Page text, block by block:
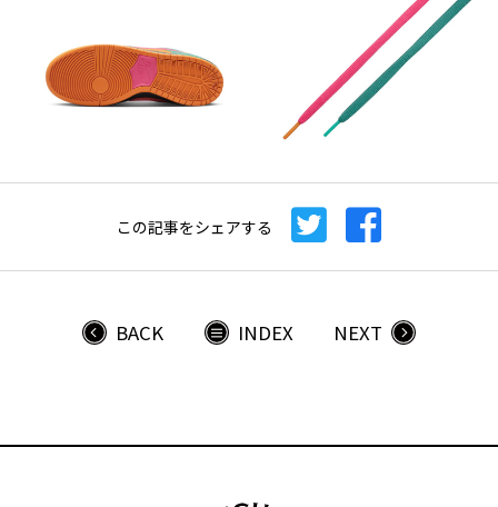
この記事をシェアする
BACK INDEX NEXT